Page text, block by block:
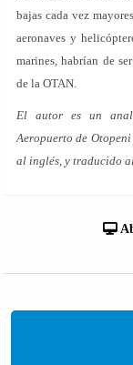
bajas cada vez
aeronaves y
marines, habrían de
de la OTAN.
El autor es un
Aeropuerto de
al inglés, y traducido